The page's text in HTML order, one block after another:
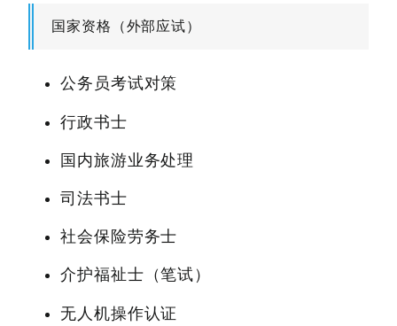
国家资格（外部应试）
公务员考试对策
行政书士
国内旅游业务处理
司法书士
社会保险劳务士
介护福祉士（笔试）
无人机操作认证